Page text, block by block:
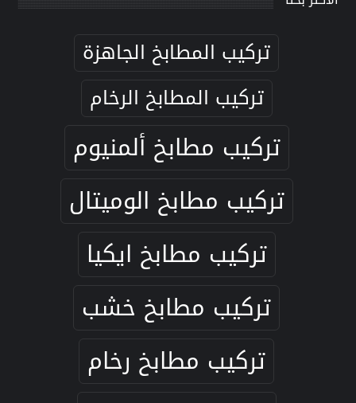
تركيب المطابخ الجاهزة
تركيب المطابخ الرخام
تركيب مطابخ ألمنيوم
تركيب مطابخ الوميتال
تركيب مطابخ ايكيا
تركيب مطابخ خشب
تركيب مطابخ رخام